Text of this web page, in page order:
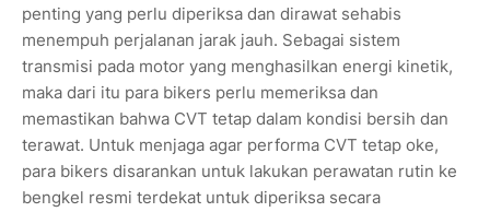
penting yang perlu diperiksa dan dirawat sehabis
menempuh perjalanan jarak jauh. Sebagai sistem
transmisi pada motor yang menghasilkan energi kinetik,
maka dari itu para bikers perlu memeriksa dan
memastikan bahwa CVT tetap dalam kondisi bersih dan
terawat. Untuk menjaga agar performa CVT tetap oke,
para bikers disarankan untuk lakukan perawatan rutin ke
bengkel resmi terdekat untuk diperiksa secara